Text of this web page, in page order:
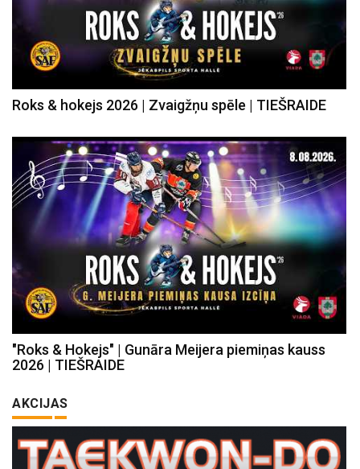
Roks & hokejs 2026 | Zvaigžņu spēle | TIEŠRAIDE
"Roks & Hokejs" | Gunāra Meijera piemiņas kauss
2026 | TIEŠRAIDE
AKCIJAS